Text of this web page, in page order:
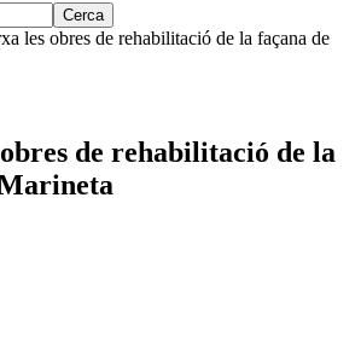
les obres de rehabilitació de la façana de
de rehabilitació de la